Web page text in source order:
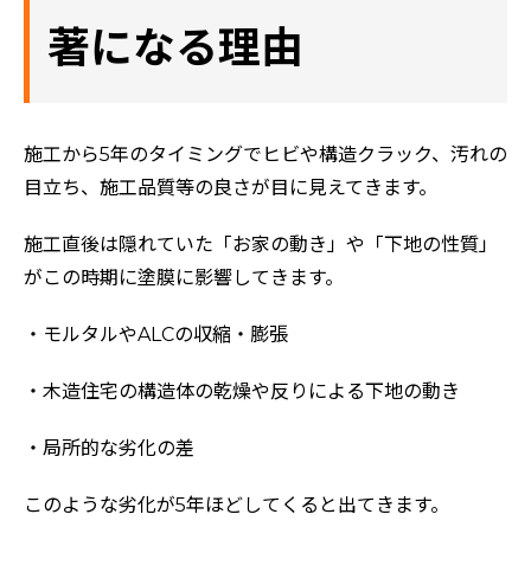
著になる理由
施工から5年のタイミングでヒビや構造クラック、汚れの
目立ち、施工品質等の良さが目に見えてきます。
施工直後は隠れていた「お家の動き」や「下地の性質」
がこの時期に塗膜に影響してきます。
・モルタルやALCの収縮・膨張
・木造住宅の構造体の乾燥や反りによる下地の動き
・局所的な劣化の差
このような劣化が5年ほどしてくると出てきます。